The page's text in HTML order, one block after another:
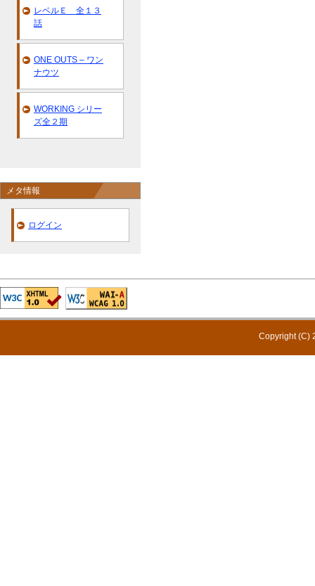
レベルＥ 全１３
話
ONE OUTS – ワン
ナウツ
WORKING シリー
ズ全２期
メタ情報
ログイン
Copyright (C)